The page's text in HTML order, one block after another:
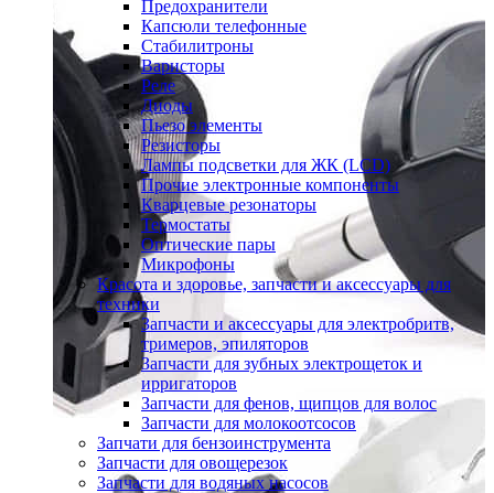
Предохранители
Капсюли телефонные
Стабилитроны
Варисторы
Реле
Диоды
Пьезо элементы
Резисторы
Лампы подсветки для ЖК (LCD)
Прочие электронные компоненты
Кварцевые резонаторы
Термостаты
Оптические пары
Микрофоны
Красота и здоровье, запчасти и аксессуары для
техники
Запчасти и аксессуары для электробритв,
тримеров, эпиляторов
Запчасти для зубных электрощеток и
ирригаторов
Запчасти для фенов, щипцов для волос
Запчасти для молокоотсосов
Запчати для бензоинструмента
Запчасти для овощерезок
Запчасти для водяных насосов